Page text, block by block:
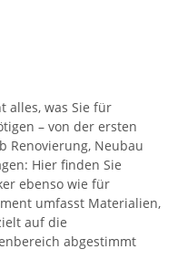
alles, was Sie für
– von der ersten
Renovierung, Neubau
Hier finden Sie
ebenso wie für
umfasst Materialien,
auf die
abgestimmt